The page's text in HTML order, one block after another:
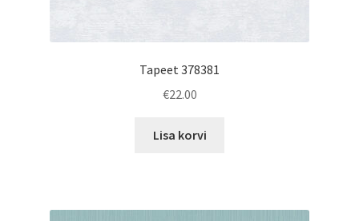
Tapeet 378381
€22.00
Lisa korvi